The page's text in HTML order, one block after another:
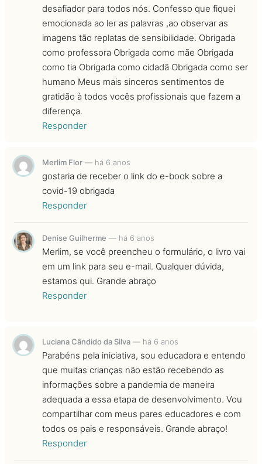
desafiador para todos nós. Confesso que fiquei
emocionada ao ler as palavras ,ao observar as
imagens tão replatas de sensibilidade. Obrigada
como professora Obrigada como mãe Obrigada
como tia Obrigada como cidadã Obrigada como ser
humano Meus mais sinceros sentimentos de
gratidão à todos vocês profissionais que fazem a
diferença.
Responder
Merlim Flor — há 6 anos
gostaria de receber o link do e-book sobre a
covid-19 obrigada
Responder
Denise Guilherme — há 6 anos
Merlim, se você preencheu o formulário, o livro vai
em um link para seu e-mail. Qualquer dúvida,
estamos qui. Grande abraço
Responder
Luciana Cândido da Silva — há 6 anos
Parabéns pela iniciativa, sou educadora e entendo
que muitas crianças não estão recebendo as
informações sobre a pandemia de maneira
adequada a essa etapa de desenvolvimento. Vou
compartilhar com meus pares educadores e com
todos os pais e responsáveis. Grande abraço!
Responder